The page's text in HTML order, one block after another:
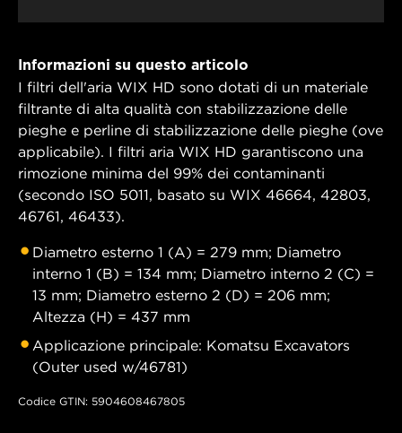
Informazioni su questo articolo
I filtri dell'aria WIX HD sono dotati di un materiale
filtrante di alta qualità con stabilizzazione delle
pieghe e perline di stabilizzazione delle pieghe (ove
applicabile). I filtri aria WIX HD garantiscono una
rimozione minima del 99% dei contaminanti
(secondo ISO 5011, basato su WIX 46664, 42803,
46761, 46433).
Diametro esterno 1 (A) = 279 mm; Diametro
interno 1 (B) = 134 mm; Diametro interno 2 (C) =
13 mm; Diametro esterno 2 (D) = 206 mm;
Altezza (H) = 437 mm
Applicazione principale: Komatsu Excavators
(Outer used w/46781)
Codice GTIN: 5904608467805